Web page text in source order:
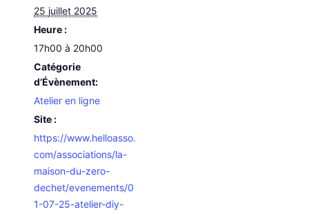
25 juillet 2025
Heure :
17h00 à 20h00
Catégorie
d’Évènement:
Atelier en ligne
Site :
https://www.helloasso.
com/associations/la-
maison-du-zero-
dechet/evenements/0
1-07-25-atelier-diy-